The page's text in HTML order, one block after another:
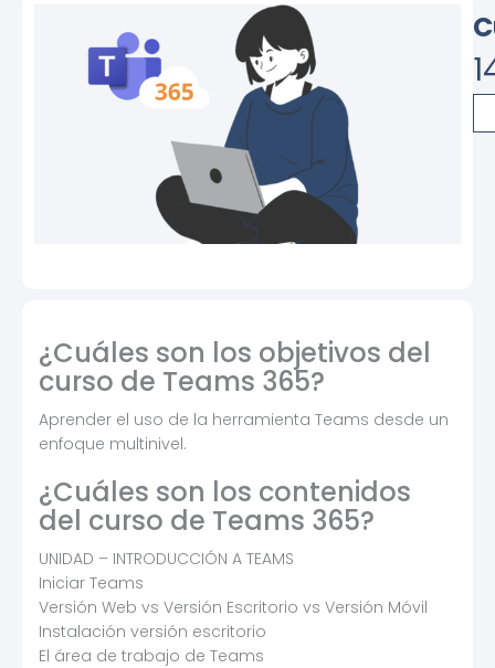
de
¿Cuáles son los objetivos del
curso de Teams 365?
Aprender el uso de la herramienta Teams desde un
enfoque multinivel.
¿Cuáles son los contenidos
del curso de Teams 365?
UNIDAD – INTRODUCCIÓN A TEAMS
Iniciar Teams
Versión Web vs Versión Escritorio vs Versión Móvil
Instalación versión escritorio
El área de trabajo de Teams